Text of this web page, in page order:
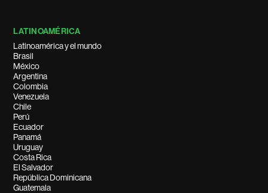
LATINOAMÉRICA
Latinoamérica y el mundo
Brasil
México
Argentina
Colombia
Venezuela
Chile
Perú
Ecuador
Panamá
Uruguay
Costa Rica
El Salvador
República Dominicana
Guatemala